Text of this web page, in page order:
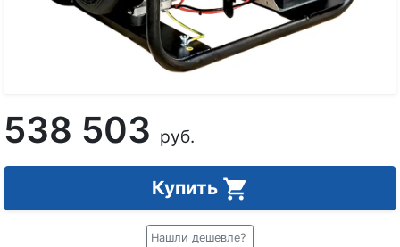
538 503 руб.
Купить
Нашли дешевле?